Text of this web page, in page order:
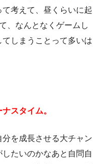
て考えて、昼くらいに起
、なんとなくゲームし
しまうことって多いは
スタイム。
を成長させる大チャン
たいのかなあと自問自